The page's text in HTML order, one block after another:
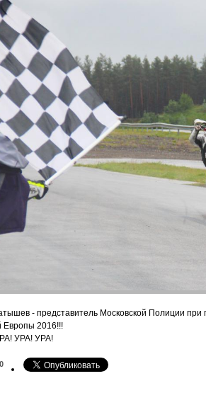
- представитель Московской Полиции
Европы 2016!!!
УРА! УРА!
0